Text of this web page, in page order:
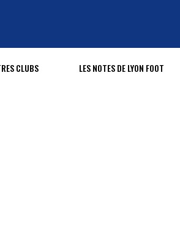
CLUBS LES NOTES DE LYON FOOT